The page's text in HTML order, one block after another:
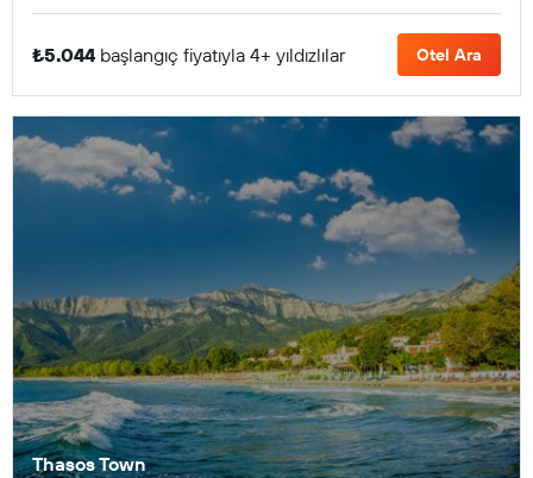
₺5.044 başlangıç fiyatıyla 4+ yıldızlılar Otel Ara
Thasos Town